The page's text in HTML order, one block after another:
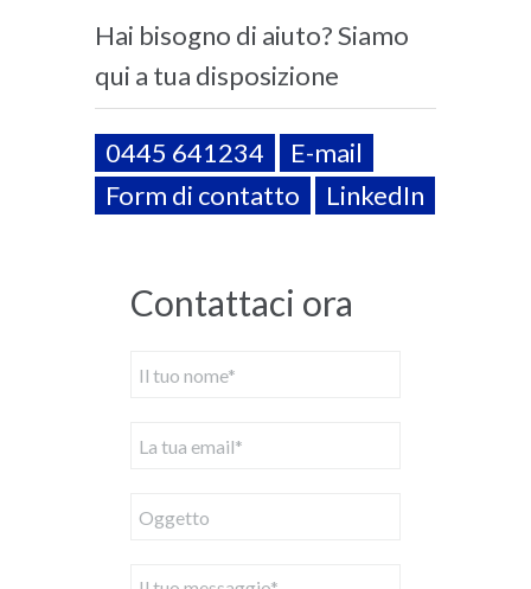
Hai bisogno di aiuto? Siamo
qui a tua disposizione
0445 641234
E-mail
Form di contatto
LinkedIn
Contattaci ora